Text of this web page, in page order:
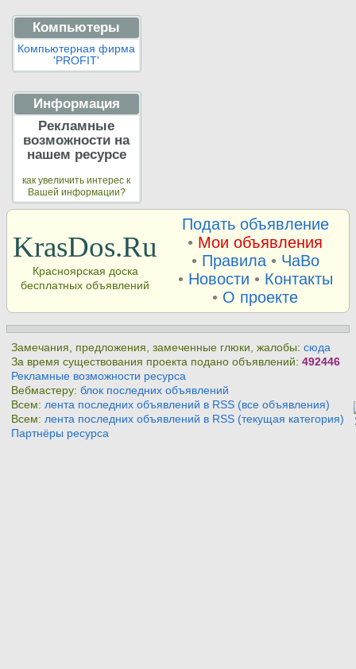
Компьютеры
Компьютерная фирма
'PROFIT'
Информация
Рекламные
возможности на
нашем ресурсе
как увеличить интерес к
Вашей информации?
KrasDos.Ru
Красноярская доска
бесплатных объявлений
Подать объявление
• Мои объявления
• Правила• ЧаВо
• Новости • Контакты
• О проекте
Замечания, предложения, замеченные глюки, жалобы:сюда
За время существования проекта подано объявлений:492446
Рекламные возможности ресурса
Вебмастеру:блок последних объявлений
Всем: лента последних объявлений в RSS (все объявления)
Всем: лента последних объявлений в RSS (текущая категория)
Партнёры ресурса